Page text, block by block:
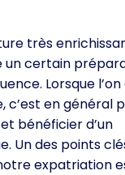
très
un certain
Lorsque
c’est en général
bénéficier d’un
Un des points
expatriation